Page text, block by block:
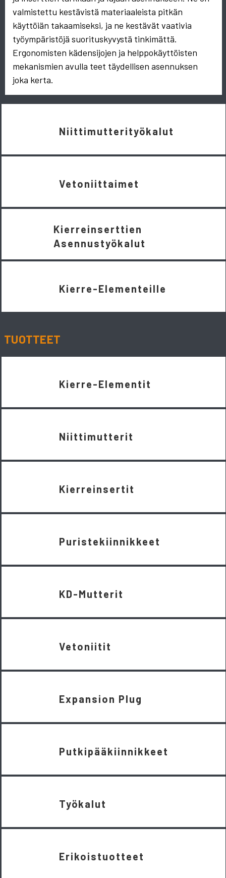
valmistettu kestävistä materiaaleista pitkän
käyttöiän takaamiseksi, ja ne kestävät vaativia
työympäristöjä suorituskyvystä tinkimättä.
Ergonomisten kädensijojen ja helppokäyttöisten
mekanismien avulla teet täydellisen asennuksen
joka kerta.
Niittimutterityökalut
Vetoniittaimet
Kierreinserttien
Asennustyökalut
Kierre-Elementeille
TUOTTEET
Kierre-Elementit
Niittimutterit
Kierreinsertit
Puristekiinnikkeet
KD-Mutterit
Vetoniitit
Expansion Plug
Putkipääkiinnikkeet
Työkalut
Erikoistuotteet